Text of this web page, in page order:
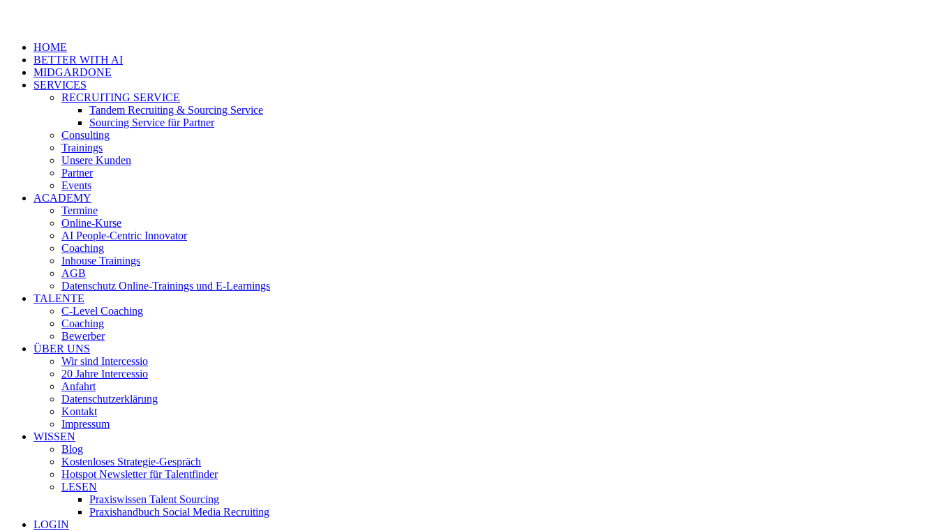
HOME
BETTER WITH AI
MIDGARDONE
SERVICES
RECRUITING SERVICE
Tandem Recruiting & Sourcing Service
Sourcing Service für Partner
Consulting
Trainings
Unsere Kunden
Partner
Events
ACADEMY
Termine
Online-Kurse
AI People-Centric Innovator
Coaching
Inhouse Trainings
AGB
Datenschutz Online-Trainings und E-Learnings
TALENTE
C-Level Coaching
Coaching
Bewerber
ÜBER UNS
Wir sind Intercessio
20 Jahre Intercessio
Anfahrt
Datenschutzerklärung
Kontakt
Impressum
WISSEN
Blog
Kostenloses Strategie-Gespräch
Hotspot Newsletter für Talentfinder
LESEN
Praxiswissen Talent Sourcing
Praxishandbuch Social Media Recruiting
LOGIN